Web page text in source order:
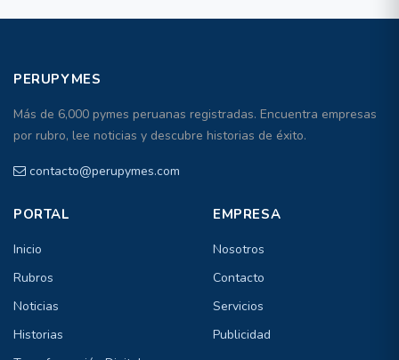
PERUPYMES
Más de 6,000 pymes peruanas registradas. Encuentra empresas
por rubro, lee noticias y descubre historias de éxito.
contacto@perupymes.com
PORTAL
Inicio
Rubros
Noticias
Historias
EMPRESA
Nosotros
Contacto
Servicios
Publicidad